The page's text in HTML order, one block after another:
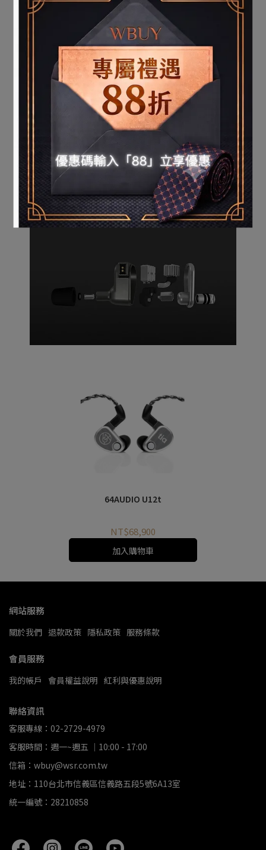
單體：12動鐵單體 (1中高+6中4低) + tia™超高音
單體 (4路分音)
頻率響應：10Hz – 20kHz
靈敏度：108dB/mW
阻抗：12.6Ω
隔音：apex™ module m15(-15dB) /
m20(-20dB)
機身物料：鋁合金
技術：tia™單元(open BA)、tia™單孔設計(single
bore design)、Linear Impedance Design (LID)
線性阻抗設計、apex™耳道氣壓排出技術
64AUDIO U12t
NT$68,900
加入購物車
網站服務
關於我們 退款政策 隱私政策 服務條款
會員服務
我的帳戶 會員權益說明 紅利與優惠說明
聯絡資訊
客服專線：02-2729-4979
客服時間：週一~週五 ｜10:00 - 17:00
信箱：wbuy@wsr.com.tw
地址：110台北市信義區信義路五段5號6A13室
統一編號：28210858